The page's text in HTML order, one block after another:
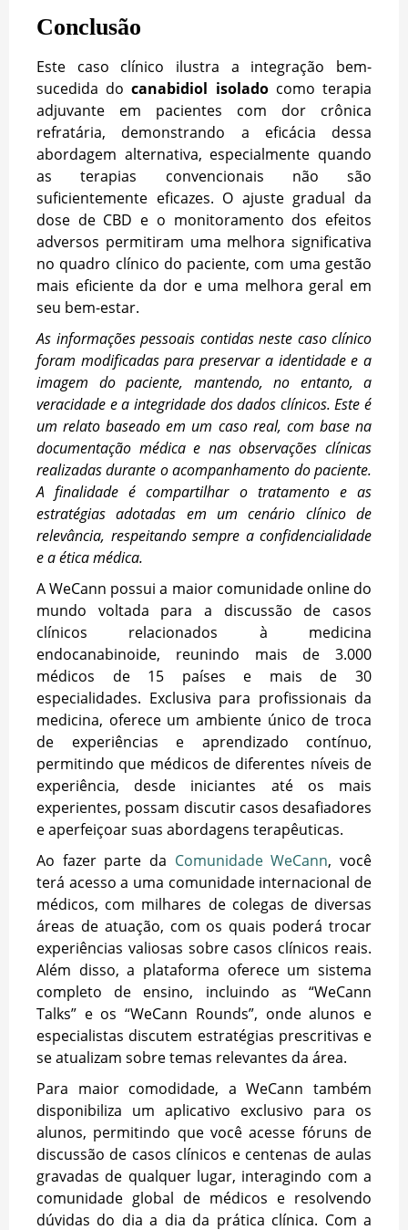
Conclusão
Este caso clínico ilustra a integração bem-
sucedida docanabidiol isoladocomo terapia
adjuvante em pacientes com dor crônica
refratária, demonstrando a eficácia dessa
abordagem alternativa, especialmente quando
as terapias convencionais não são
suficientemente eficazes. O ajuste gradual da
dose de CBD e o monitoramento dos efeitos
adversos permitiram uma melhora significativa
no quadro clínico do paciente, com uma gestão
mais eficiente da dor e uma melhora geral em
seu bem-estar.
As informações pessoais contidas neste caso clínico
foram modificadas para preservar a identidade e a
imagem do paciente, mantendo, no entanto, a
veracidade e a integridade dos dados clínicos. Este é
um relato baseado em um caso real, com base na
documentação médica e nas observações clínicas
realizadas durante o acompanhamento do paciente.
A finalidade é compartilhar o tratamento e as
estratégias adotadas em um cenário clínico de
relevância, respeitando sempre a confidencialidade
e a ética médica.
A WeCann possui a maior comunidade online do
mundo voltada para a discussão de casos
clínicos relacionados à medicina
endocanabinoide, reunindo mais de 3.000
médicos de 15 países e mais de 30
especialidades. Exclusiva para profissionais da
medicina, oferece um ambiente único de troca
de experiências e aprendizado contínuo,
permitindo que médicos de diferentes níveis de
experiência, desde iniciantes até os mais
experientes, possam discutir casos desafiadores
e aperfeiçoar suas abordagens terapêuticas.
Ao fazer parte da Comunidade WeCann, você
terá acesso a uma comunidade internacional de
médicos, com milhares de colegas de diversas
áreas de atuação, com os quais poderá trocar
experiências valiosas sobre casos clínicos reais.
Além disso, a plataforma oferece um sistema
completo de ensino, incluindo as “WeCann
Talks” e os “WeCann Rounds”, onde alunos e
especialistas discutem estratégias prescritivas e
se atualizam sobre temas relevantes da área.
Para maior comodidade, a WeCann também
disponibiliza um aplicativo exclusivo para os
alunos, permitindo que você acesse fóruns de
discussão de casos clínicos e centenas de aulas
gravadas de qualquer lugar, interagindo com a
comunidade global de médicos e resolvendo
dúvidas do dia a dia da prática clínica. Com a